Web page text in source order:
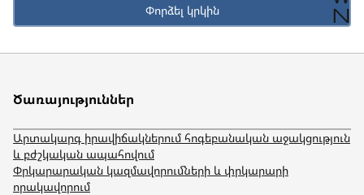
Փորձել կրկին
Ծառայություններ
Արտակարգ իրավիճակներում հոգեբանական աջակցություն
և բժշկական ապահովում
Փրկարարական կազմավորումների և փրկարարի
որակավորում